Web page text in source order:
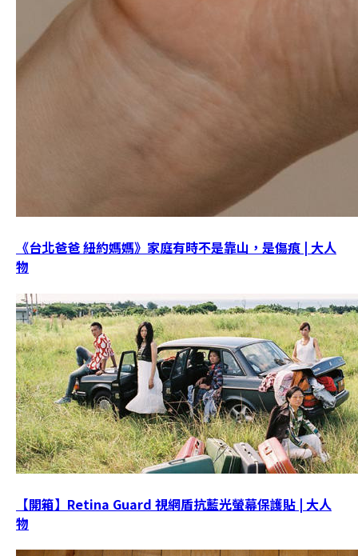
《台北爸爸 紐約媽媽》家庭有時不是靠山，是傷痕 | 大人
物
【開箱】Retina Guard 視網盾抗藍光螢幕保護貼 | 大人
物